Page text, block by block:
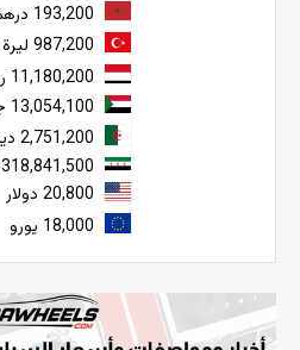
193,200 درهم
987,200 ليرة
11,180,200 ريال
13,054,100 جنيه
2,751,200 دينار
318,841,500 ليرة
20,800 دولار
18,000 يورو